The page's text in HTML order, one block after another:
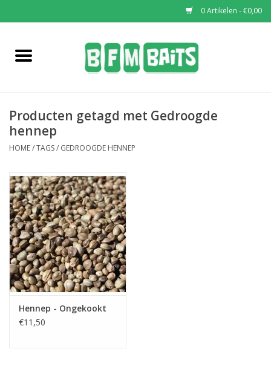
0 Artikelen - €0,00
Home
Pop-Ups
Soaks & Dips
Bucket Deals
Bulk Deals
Partikels & Pellets
Nieuws
Producten getagd met Gedroogde
hennep
HOME/TAGS/ GEDROOGDE HENNEP
Hennep - Ongekookt
€11,50